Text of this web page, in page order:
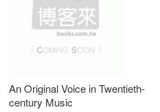
An Original Voice in Twentieth-
century Music